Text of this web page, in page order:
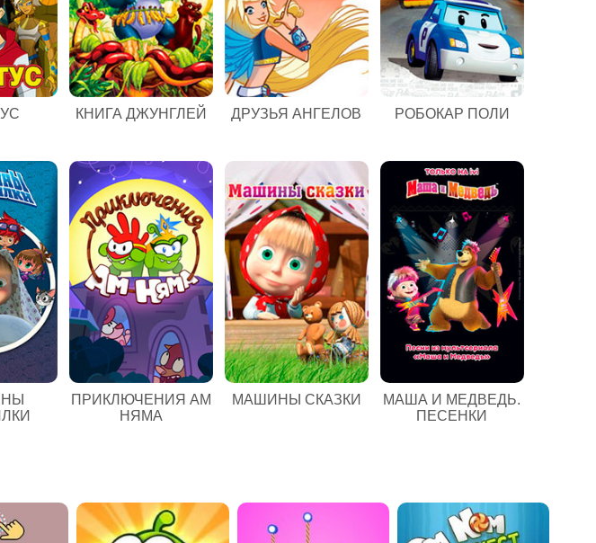
КНИГА ДЖУНГЛЕЙ ДРУЗЬЯ АНГЕЛОВ РОБОКАР ПОЛИ
ПРИКЛЮЧЕНИЯ АМ
НЯМА
МАШИНЫ СКАЗКИ
МАША И МЕДВЕДЬ.
ПЕСЕНКИ